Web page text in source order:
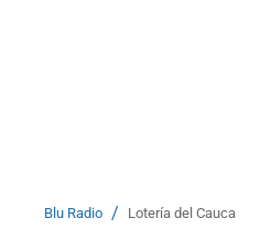
Blu Radio / Lotería del Cauca